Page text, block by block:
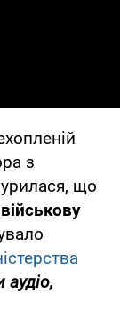
з
що